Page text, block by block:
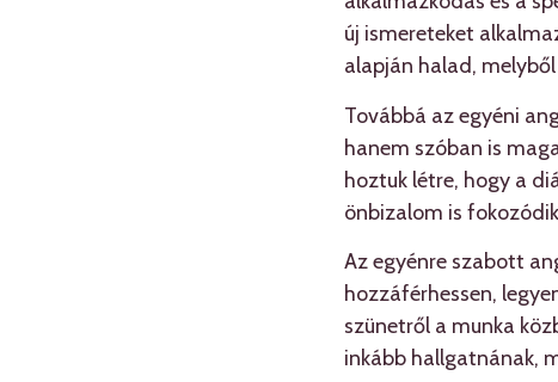
új ismereteket
alapján halad,
Továbbá az egyéni
hanem szóban is
hoztuk létre, hogy a
önbizalom is
Az egyénre szabott
hozzáférhessen,
szünetről a munka
inkább hallgatnának,